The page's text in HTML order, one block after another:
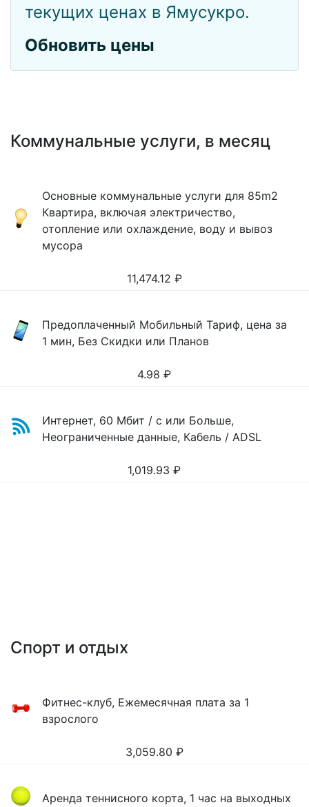
текущих ценах в Ямусукро.
Обновить цены
Коммунальные услуги, в месяц
Основные коммунальные услуги для 85m2
Квартира, включая электричество,
отопление или охлаждение, воду и вывоз
мусора
11,474.12 ₽
Предоплаченный Мобильный Тариф, цена за
1 мин, Без Скидки или Планов
4.98 ₽
Интернет, 60 Мбит / с или Больше,
Неограниченные данные, Кабель / ADSL
1,019.93 ₽
Спорт и отдых
Фитнес-клуб, Ежемесячная плата за 1
взрослого
3,059.80 ₽
Аренда теннисного корта, 1 час на выходных